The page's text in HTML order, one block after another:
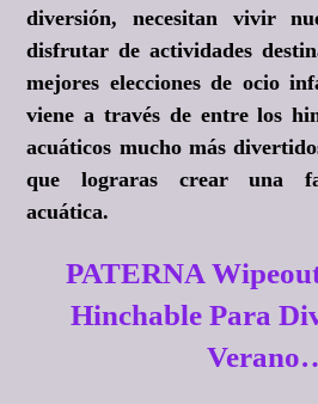
diversión, necesitan vivir
disfrutar de actividades
mejores elecciones de ocio
viene a través de entre los
acuáticos mucho más
que lograras crear una
acuática.
PATERNA
Hinchable Para